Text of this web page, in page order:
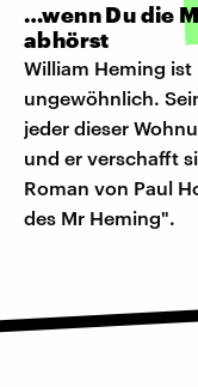
…wenn Du die
abhörst
William Heming
ungewöhnlich.
jeder dieser
und er verschafft
Roman von Paul
des Mr Heming".